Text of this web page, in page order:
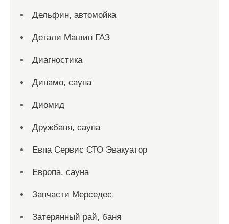
Дельфин, автомойка
Детали Машин ГАЗ
Диагностика
Динамо, сауна
Диомид
Дружбаня, сауна
Евпа Сервис СТО Эвакуатор
Европа, сауна
Запчасти Мерседес
Затерянный рай, баня